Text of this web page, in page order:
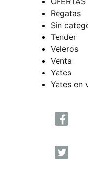
Regatas
Sin
Tender
Veleros
Venta
Yates
Yates en